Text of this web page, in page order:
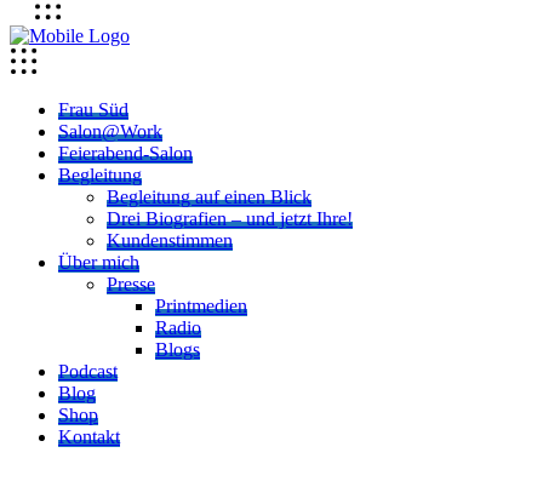
Frau Süd
Salon@Work
Feierabend-Salon
Begleitung
Begleitung auf einen Blick
Drei Biografien – und jetzt Ihre!
Kundenstimmen
Über mich
Presse
Printmedien
Radio
Blogs
Podcast
Blog
Shop
Kontakt